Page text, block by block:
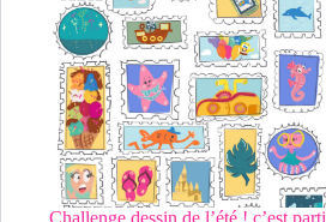
Challenge dessin de l’été ! c’est parti